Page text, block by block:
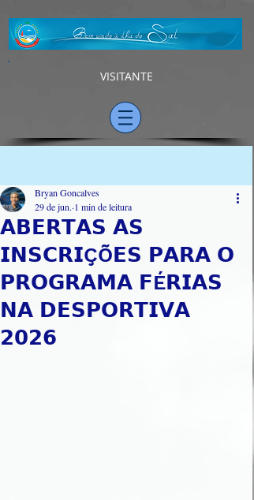
VISITANTE
𝗔𝗕𝗘𝗥𝗧𝗔𝗦 𝗔𝗦
𝗜𝗡𝗦𝗖𝗥𝗜ÇÕ𝗘𝗦 𝗣𝗔𝗥𝗔 𝗢
𝗣𝗥𝗢𝗚𝗥𝗔𝗠𝗔 𝗙É𝗥𝗜𝗔𝗦
𝗡𝗔 𝗗𝗘𝗦𝗣𝗢𝗥𝗧𝗜𝗩𝗔
𝟮𝟬𝟮𝟲
Bryan Goncalves
29 de jun. 1 min de leitura